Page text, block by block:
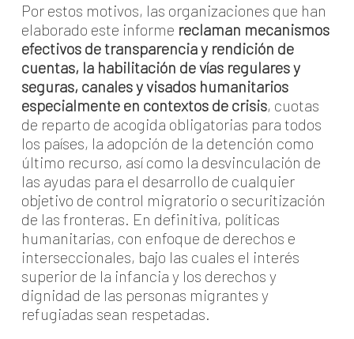
Por estos motivos, las organizaciones que han
elaborado este informe reclaman mecanismos
efectivos de transparencia y rendición de
cuentas, la habilitación de vías regulares y
seguras, canales y visados humanitarios
especialmente en contextos de crisis, cuotas
de reparto de acogida obligatorias para todos
los países, la adopción de la detención como
último recurso, así como la desvinculación de
las ayudas para el desarrollo de cualquier
objetivo de control migratorio o securitización
de las fronteras. En definitiva, políticas
humanitarias, con enfoque de derechos e
interseccionales, bajo las cuales el interés
superior de la infancia y los derechos y
dignidad de las personas migrantes y
refugiadas sean respetadas.